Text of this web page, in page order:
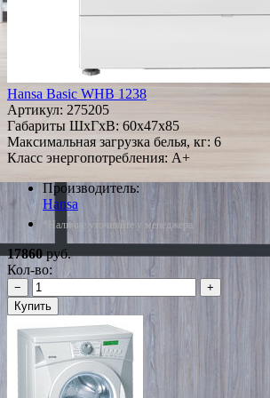
Hansa Basic WHB 1238
Артикул: 275205
Габариты ШxГxВ: 60x47x85
Максимальная загрузка белья, кг: 6
Класс энергопотребления: A+
Производитель:
Hansa
*Наличие уточняйте у менеджера
17860руб.
Кол-во:
−
+
Купить